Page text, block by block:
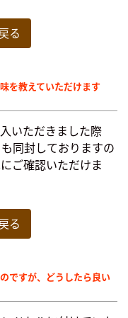
る
を教えていただけます
いただきました際
同封しておりますの
ご確認いただけま
る
ですが、どうしたら良い